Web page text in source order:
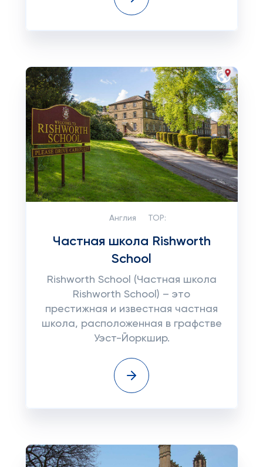
Англия TOP:
Частная школа Rishworth
School
Rishworth School (Частная школа
Rishworth School) – это
престижная и известная частная
школа, расположенная в графстве
Уэст-Йоркшир.